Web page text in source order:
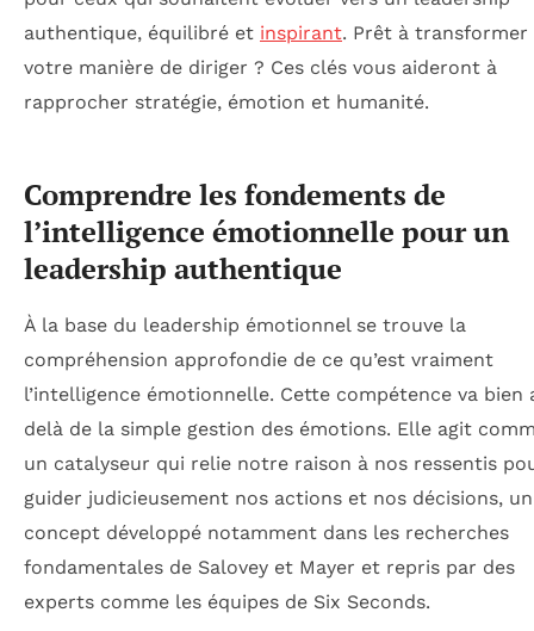
authentique, équilibré et inspirant. Prêt à transformer
votre manière de diriger ? Ces clés vous aideront à
rapprocher stratégie, émotion et humanité.
Comprendre les fondements de
l’intelligence émotionnelle pour un
leadership authentique
À la base du leadership émotionnel se trouve la
compréhension approfondie de ce qu’est vraiment
l’intelligence émotionnelle. Cette compétence va bien
delà de la simple gestion des émotions. Elle agit
un catalyseur qui relie notre raison à nos ressentis
guider judicieusement nos actions et nos décisions, un
concept développé notamment dans les recherches
fondamentales de Salovey et Mayer et repris par des
experts comme les équipes de Six Seconds.